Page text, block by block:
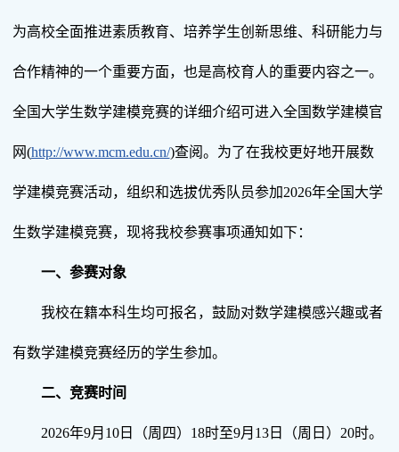
为高校全面推进素质教育、培养学生创新思维、科研能力与
合作精神的一个重要方面，也是高校育人的重要内容之一。
全国大学生数学建模竞赛的详细介绍可进入全国数学建模官
网(http://www.mcm.edu.cn/)查阅。为了在我校更好地开展数
学建模竞赛活动，组织和选拔优秀队员参加2026年全国大学
生数学建模竞赛，现将我校参赛事项通知如下：
一、参赛对象
我校在籍本科生均可报名，鼓励对数学建模感兴趣或者
有数学建模竞赛经历的学生参加。
二、竞赛时间
2026年9月10日（周四）18时至9月13日（周日）20时。